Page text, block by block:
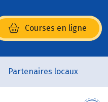
Courses en ligne
Partenaires locaux